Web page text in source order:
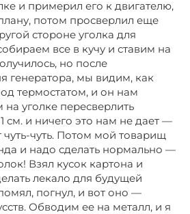
и примерил его к двигателю,
потом просверлил еще
стороне уголка для
все в кучу и ставим на
но после
генератора, мы видим, как
термостатом, и он нам
уголке пересверлить
см. и ничего это нам не дает —
чуть-чуть. Потом мой товарищ
и надо сделать нормально —
Взял кусок картона и
лекало для будущей
погнул, и вот оно —
Обводим ее на металл, и я